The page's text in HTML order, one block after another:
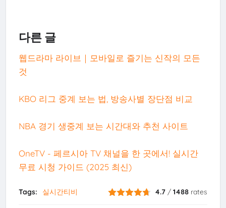
다른 글
웹드라마 라이브｜모바일로 즐기는 신작의 모든
것
KBO 리그 중계 보는 법, 방송사별 장단점 비교
NBA 경기 생중계 보는 시간대와 추천 사이트
OneTV - 페르시아 TV 채널을 한 곳에서! 실시간
무료 시청 가이드 (2025 최신)
Tags: 실시간티비 4.7 /1488 rates